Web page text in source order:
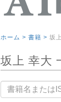
ホーム > 書籍 > 坂
坂上 幸大
書籍名